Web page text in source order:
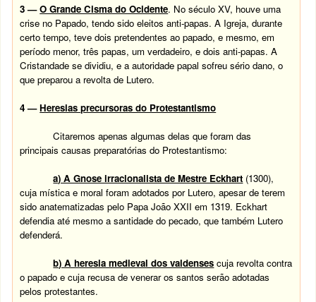
3 —O Grande Cisma do Ocidente. No século XV, houve uma
crise no Papado, tendo sido eleitos anti-papas. A Igreja, durante
certo tempo, teve dois pretendentes ao papado, e mesmo, em
período menor, três papas, um verdadeiro, e dois anti-papas. A
Cristandade se dividiu, e a autoridade papal sofreu sério dano, o
que preparou a revolta de Lutero.
4 —Heresias precursoras do Protestantismo
Citaremos apenas algumas delas que foram das
principais causas preparatórias do Protestantismo:
a) A Gnose irracionalista de Mestre Eckhart (1300),
cuja mística e moral foram adotados por Lutero, apesar de terem
sido anatematizadas pelo Papa João XXII em 1319. Eckhart
defendia até mesmo a santidade do pecado, que também Lutero
defenderá.
b) A heresia medieval dos valdenses cuja revolta contra
o papado e cuja recusa de venerar os santos serão adotadas
pelos protestantes.